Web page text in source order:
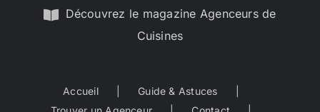
Découvrez le magazine Agenceurs de
Cuisines
Accueil
Guide & Astuces